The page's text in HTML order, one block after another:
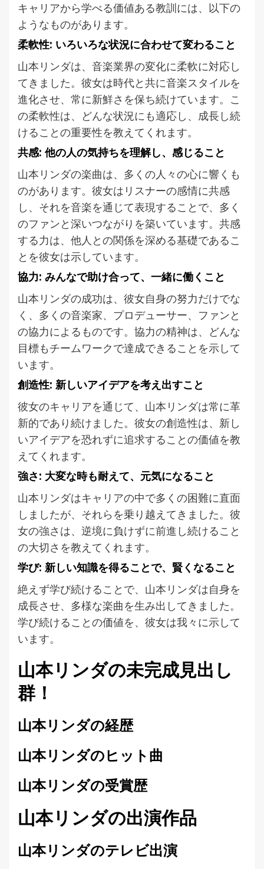
キャリアから学べる価値ある教訓には、以下の
ようなものがあります。
柔軟性: いろいろな状況に合わせて変わること
山本リンダは、音楽業界の変化に柔軟に対応し
てきました。彼女は時代と共に音楽スタイルを
進化させ、常に新鮮さを保ち続けています。こ
の柔軟性は、どんな状況にも適応し、成長し続
けることの重要性を教えてくれます。
共感: 他の人の気持ちを理解し、感じること
山本リンダの楽曲は、多くの人々の心に響くも
のがあります。彼女はリスナーの感情に共感
し、それを音楽を通じて表現することで、多く
のファンと深いつながりを築いています。共感
する力は、他人との関係を深める基礎であるこ
とを彼女は示しています。
協力: みんなで助け合って、一緒に働くこと
山本リンダの成功は、彼女自身の努力だけでな
く、多くの音楽家、プロデューサー、ファンと
の協力によるものです。協力の精神は、どんな
目標もチームワークで達成できることを示して
います。
創造性: 新しいアイデアを考え出すこと
彼女のキャリアを通じて、山本リンダは常に革
新的であり続けました。彼女の創造性は、新し
いアイデアを恐れずに追求することの価値を教
えてくれます。
強さ: 大変な時も耐えて、元気になること
山本リンダはキャリアの中で多くの困難に直面
しましたが、それらを乗り越えてきました。彼
女の強さは、逆境に負けずに前進し続けること
の大切さを教えてくれます。
学び: 新しい知識を得ることで、賢くなること
絶えず学び続けることで、山本リンダは自身を
成長させ、多様な楽曲を生み出してきました。
学び続けることの価値を、彼女は我々に示して
います。
山本リンダの未完成見出し
群！
山本リンダの経歴
山本リンダのヒット曲
山本リンダの受賞歴
山本リンダの出演作品
山本リンダのテレビ出演